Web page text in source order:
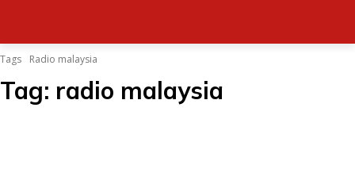
Tags Radio malaysia
Tag: radio malaysia